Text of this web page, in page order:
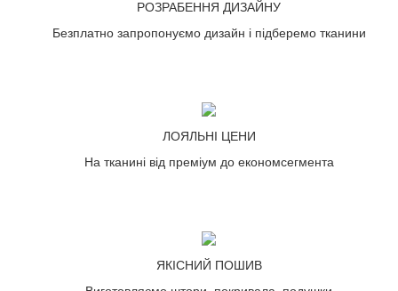
РОЗРАБЕННЯ ДИЗАЙНУ
Безплатно запропонуємо дизайн і підберемо тканини
ЛОЯЛЬНІ ЦЕНИ
На тканині від преміум до економсегмента
ЯКІСНИЙ ПОШИВ